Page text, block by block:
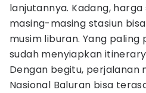
lanjutannya. Kadang,
masing-masing stasiun
musim liburan. Yang
sudah menyiapkan
Dengan begitu, perjalanan
Nasional Baluran bisa